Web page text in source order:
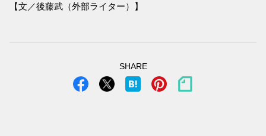
【文／後藤武（外部ライター）】
SHARE